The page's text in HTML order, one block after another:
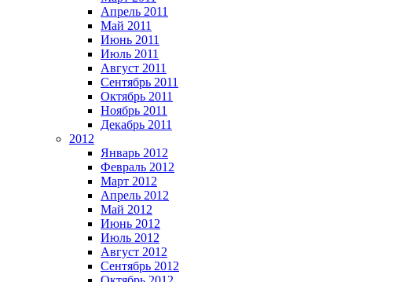
Апрель 2011
Май 2011
Июнь 2011
Июль 2011
Август 2011
Сентябрь 2011
Октябрь 2011
Ноябрь 2011
Декабрь 2011
2012
Январь 2012
Февраль 2012
Март 2012
Апрель 2012
Май 2012
Июнь 2012
Июль 2012
Август 2012
Сентябрь 2012